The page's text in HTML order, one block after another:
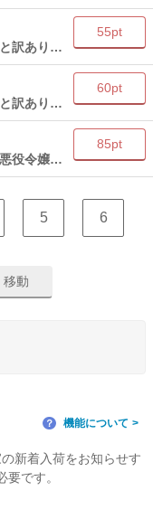
しがない前世の記憶持ち貴族令嬢と訳あり国王陛下～前世助けた王子様がヤンデレになっていた件～(1)
55pt
しがない前世の記憶持ち貴族令嬢と訳あり国王陛下～前世助けた王子様がヤンデレになっていた件～(2)
60pt
王子様と平民をくっつけたいので悪役令嬢に徹することにした(1)
85pt
5 6
？ 機能について
新着入荷をお知らせす
要です。